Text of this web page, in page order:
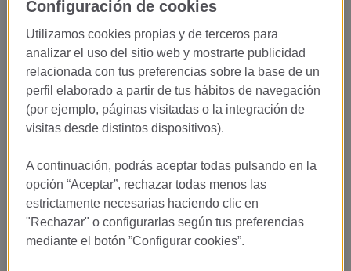
Barcelona
Restaurante Glass, ubicado en el emblemático Monument
, busca estudiantes en prácticas apasionados por la
cocina y la gastronomía que quieran desarrollarse en un entorno
elegante, dinámico y orientado a la excelencia.
Si estudias cocina, gastronomía u hostelería y quieres vivir una
experiencia real dentro de un hotel de lujo, esta es tu
descubrir el ritmo de una cocina gastronómica contemporánea.
¿Por qué hacer tus prácticas en
Glass?
Configuración de cookies
Utilizamos cookies propias y de terceros para
analizar el uso del sitio web y mostrarte publicidad
relacionada con tus preferencias sobre la base de un
perfil elaborado a partir de tus hábitos de navegación
(por ejemplo, páginas visitadas o la integración de
visitas desde distintos dispositivos).
A continuación, podrás aceptar todas pulsando en la
opción “Aceptar”, rechazar todas menos las
estrictamente necesarias haciendo clic en
"Rechazar" o configurarlas según tus preferencias
mediante el botón ”Configurar cookies”.